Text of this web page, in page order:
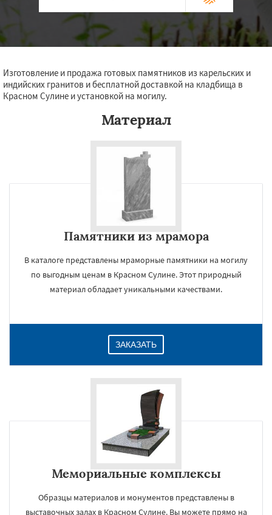
Изготовление и продажа готовых памятников из карельских и
индийских гранитов и бесплатной доставкой на кладбища в
Красном Сулине и установкой на могилу.
Материал
Памятники из мрамора
В каталоге представлены мраморные памятники на могилу
по выгодным ценам в Красном Сулине. Этот природный
материал обладает уникальными качествами.
ЗАКАЗАТЬ
Мемориальные комплексы
Образцы материалов и монументов представлены в
выставочных залах в Красном Сулине. Вы можете прямо на